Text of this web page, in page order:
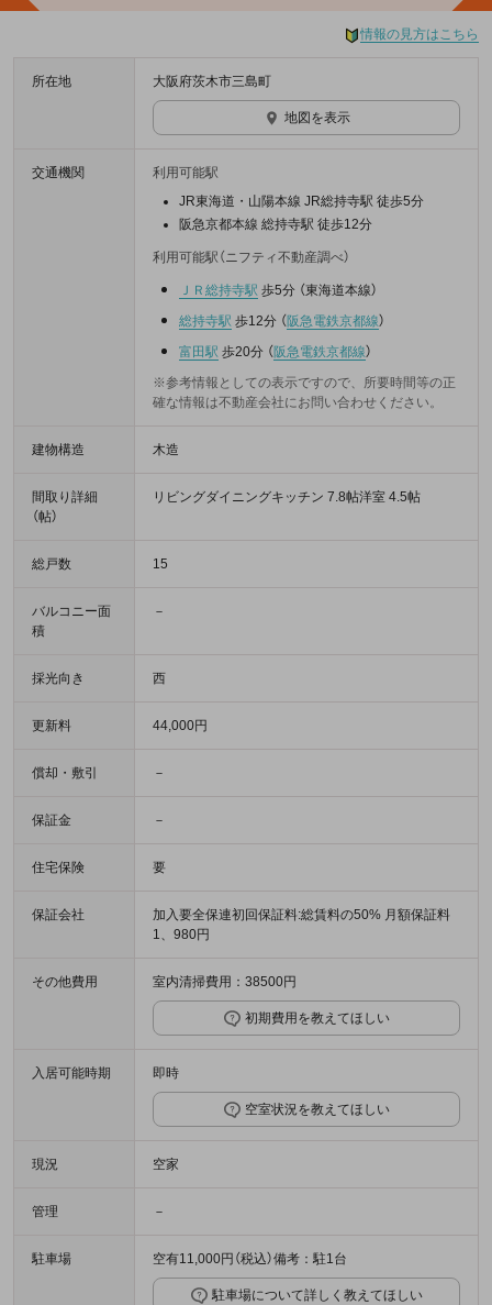
情報の見方はこちら
所在地 大阪府茨木市三島町
地図を表示
交通機関
利用可能駅
JR東海道・山陽本線 JR総持寺駅 徒歩5分
阪急京都本線 総持寺駅 徒歩12分
利用可能駅（ニフティ不動産調べ）
ＪＲ総持寺駅 歩5分 （東海道本線）
総持寺駅 歩12分 （ 阪急電鉄京都線）
富田駅 歩20分 （ 阪急電鉄京都線）
※参考情報としての表示ですので、所要時間等の正
確な情報は不動産会社にお問い合わせください。
建物構造 木造
間取り詳細
（帖）
リビングダイニングキッチン 7.8帖洋室 4.5帖
総戸数 15
バルコニー面
積
－
採光向き 西
更新料 44,000円
償却・敷引 －
保証金 －
住宅保険 要
保証会社
加入要全保連初回保証料:総賃料の50% 月額保証料
1、980円
その他費用 室内清掃費用：38500円
初期費用を教えてほしい
入居可能時期 即時
空室状況を教えてほしい
現況 空家
管理 －
駐車場 空有11,000円（税込）備考：駐1台
駐車場について詳しく教えてほしい